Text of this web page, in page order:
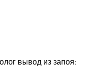
вывод из запоя: